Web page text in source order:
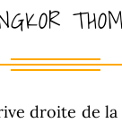
THOM
droite de